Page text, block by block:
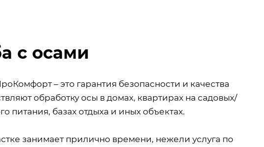
с осами
– это гарантия безопасности и качества
обработку осы в домах, квартирах на садовых/
питания, базах отдыха и иных объектах.
занимает прилично времени, нежели услуга по